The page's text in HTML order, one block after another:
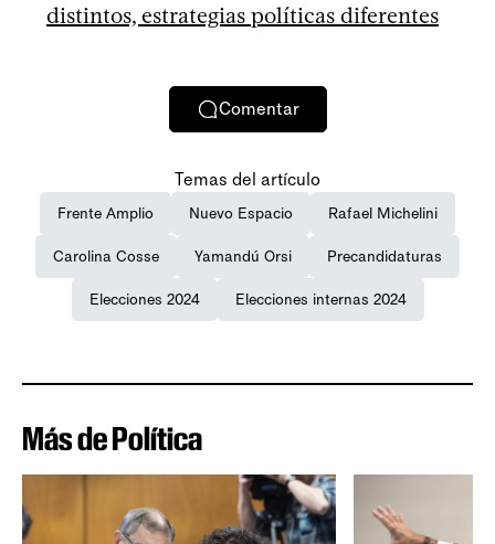
distintos, estrategias políticas diferentes
Comentar
Temas del artículo
Frente Amplio Nuevo Espacio Rafael Michelini
Carolina Cosse Yamandú Orsi Precandidaturas
Elecciones 2024 Elecciones internas 2024
Más de Política